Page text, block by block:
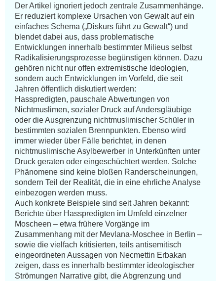
Der Artikel ignoriert jedoch zentrale Zusammenhänge.
Er reduziert komplexe Ursachen von Gewalt auf ein
einfaches Schema („Diskurs führt zu Gewalt“) und
blendet dabei aus, dass problematische
Entwicklungen innerhalb bestimmter Milieus selbst
Radikalisierungsprozesse begünstigen können. Dazu
gehören nicht nur offen extremistische Ideologien,
sondern auch Entwicklungen im Vorfeld, die seit
Jahren öffentlich diskutiert werden:
Hasspredigten, pauschale Abwertungen von
Nichtmuslimen, sozialer Druck auf Andersgläubige
oder die Ausgrenzung nichtmuslimischer Schüler in
bestimmten sozialen Brennpunkten. Ebenso wird
immer wieder über Fälle berichtet, in denen
nichtmuslimische Asylbewerber in Unterkünften unter
Druck geraten oder eingeschüchtert werden. Solche
Phänomene sind keine bloßen Randerscheinungen,
sondern Teil der Realität, die in eine ehrliche Analyse
einbezogen werden muss.
Auch konkrete Beispiele sind seit Jahren bekannt:
Berichte über Hasspredigten im Umfeld einzelner
Moscheen – etwa frühere Vorgänge im
Zusammenhang mit der Mevlana-Moschee in Berlin –
sowie die vielfach kritisierten, teils antisemitisch
eingeordneten Aussagen von Necmettin Erbakan
zeigen, dass es innerhalb bestimmter ideologischer
Strömungen Narrative gibt, die Abgrenzung und